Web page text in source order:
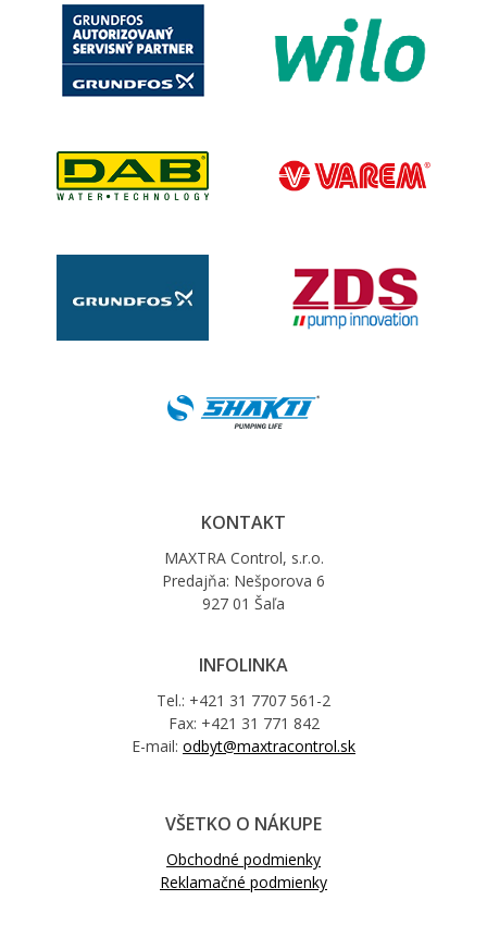
KONTAKT
MAXTRA Control, s.r.o.
Predajňa: Nešporova 6
927 01 Šaľa
INFOLINKA
Tel.: +421 31 7707 561-2
Fax: +421 31 771 842
E-mail: odbyt@maxtracontrol.sk
VŠETKO O NÁKUPE
Obchodné podmienky
Reklamačné podmienky